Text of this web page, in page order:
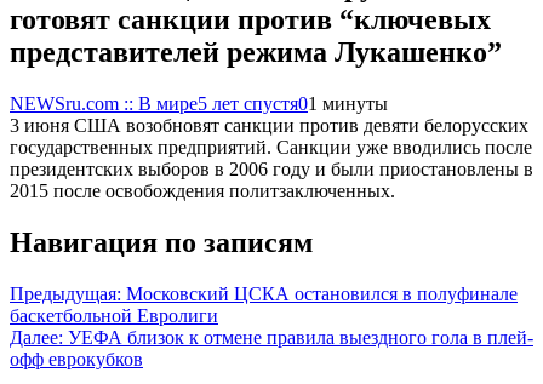
готовят санкции против “ключевых
представителей режима Лукашенко”
NEWSru.com :: В мире5 лет спустя01 минуты
3 июня США возобновят санкции против девяти белорусских
государственных предприятий. Санкции уже вводились после
президентских выборов в 2006 году и были приостановлены в
2015 после освобождения политзаключенных.
Навигация по записям
Предыдущая: Московский ЦСКА остановился в полуфинале
баскетбольной Евролиги
Далее: УЕФА близок к отмене правила выездного гола в плей-
офф еврокубков